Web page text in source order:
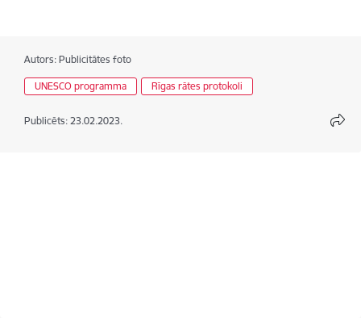
Autors: Publicitātes foto
UNESCO programma Rīgas rātes protokoli
Publicēts: 23.02.2023.